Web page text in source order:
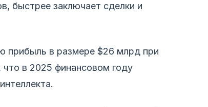
быстрее заключает сделки и
прибыль в размере $26 млрд при
в 2025 финансовом году